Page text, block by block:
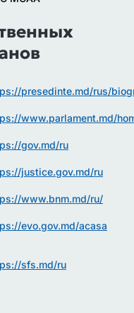
presedinte.md/rus/
www.parlament.md/
gov.md/ru
justice.gov.md/ru
www.bnm.md/ru/
evo.gov.md/acasa
sfs.md/ru